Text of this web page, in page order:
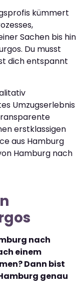
kümmert
Sachen bis hin
Du musst
dich entspannt
Umzugserlebnis
erstklassigen
aus Hamburg
Hamburg nach
nach
einem
Dann bist
genau